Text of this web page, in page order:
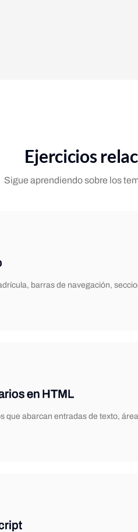
Ejercicios
Sigue aprendiendo sobre los
barras de navegación,
en HTML
que abarcan entradas de texto,